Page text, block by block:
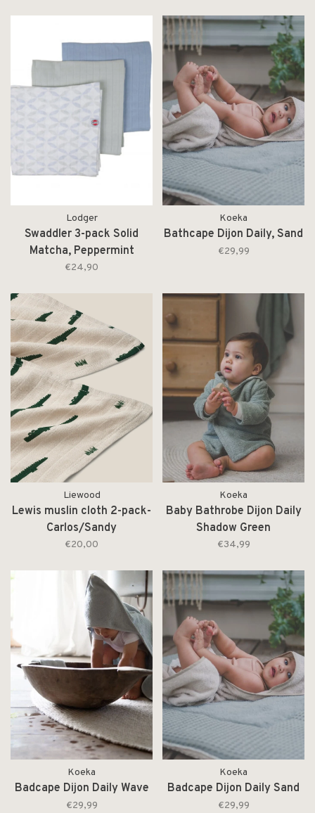
Lodger
Swaddler 3-pack Solid
Matcha, Peppermint
€24,90
Koeka
Bathcape Dijon Daily, Sand
€29,99
Liewood
Lewis muslin cloth 2-pack-
Carlos/Sandy
€20,00
Koeka
Baby Bathrobe Dijon Daily
Shadow Green
€34,99
Koeka
Badcape Dijon Daily Wave
€29,99
Koeka
Badcape Dijon Daily Sand
€29,99